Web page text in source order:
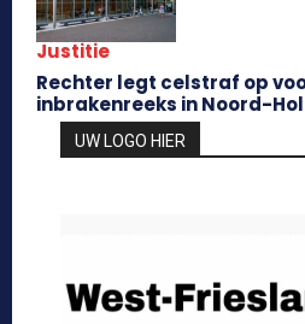
Justitie
Rechter legt celstraf op
inbrakenreeks in Noord-
UW LOGO HIER